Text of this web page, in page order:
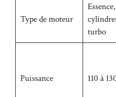
Type de moteur
turbo
Puissance 110 à